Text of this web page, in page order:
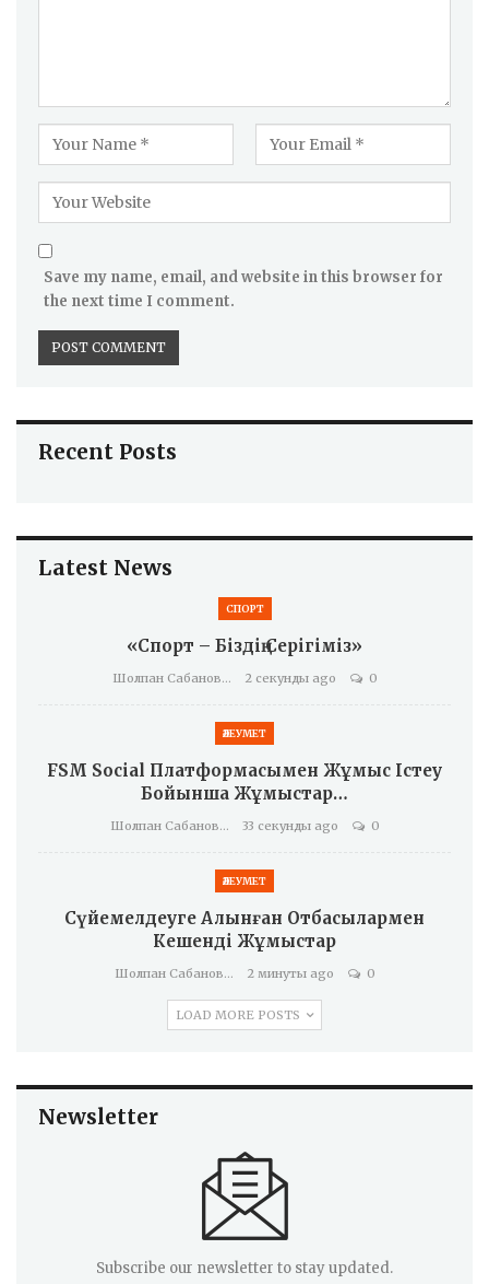
Save my name, email, and website in this browser for
the next time I comment.
Recent Posts
Latest News
СПОРТ
«Спорт – Біздің Серігіміз»
Шолпан Сабанова 2 секунды ago 0
ӘЛЕУМЕТ
FSM Social Платформасымен Жұмыс Істеу
Бойынша Жұмыстар…
Шолпан Сабанова 33 секунды ago 0
ӘЛЕУМЕТ
Сүйемелдеуге Алынған Отбасылармен
Кешенді Жұмыстар
Шолпан Сабанова 2 минуты ago 0
LOAD MORE POSTS
Newsletter
Subscribe our newsletter to stay updated.